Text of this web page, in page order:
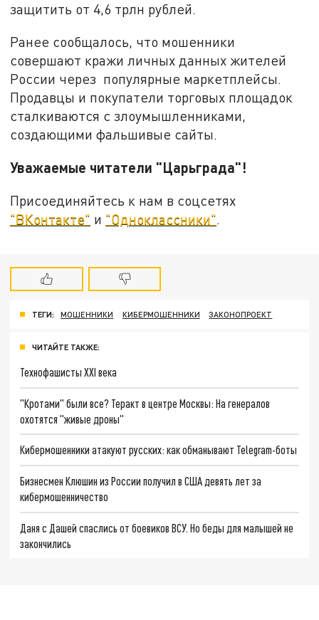
защитить от 4,6 трлн рублей.
Ранее сообщалось, что мошенники
совершают кражи личных данных жителей
России через популярные маркетплейсы.
Продавцы и покупатели торговых площадок
сталкиваются с злоумышленниками,
создающими фальшивые сайты.
Уважаемые читатели "Царьграда"!
Присоединяйтесь к нам в соцсетях
"ВКонтакте" и "Одноклассники"
ТЕГИ: МОШЕННИКИ КИБЕРМОШЕННИКИ ЗАКОНОПРОЕКТ
ЧИТАЙТЕ ТАКЖЕ:
Технофашисты XXI века
"Кротами" были все? Теракт в центре Москвы: На генералов
охотятся "живые дроны"
Кибермошенники атакуют русских: как обманывают Telegram-боты
Бизнесмен Клюшин из России получил в США девять лет за
кибермошенничество
Даня с Дашей спаслись от боевиков ВСУ. Но беды для малышей не
закончились